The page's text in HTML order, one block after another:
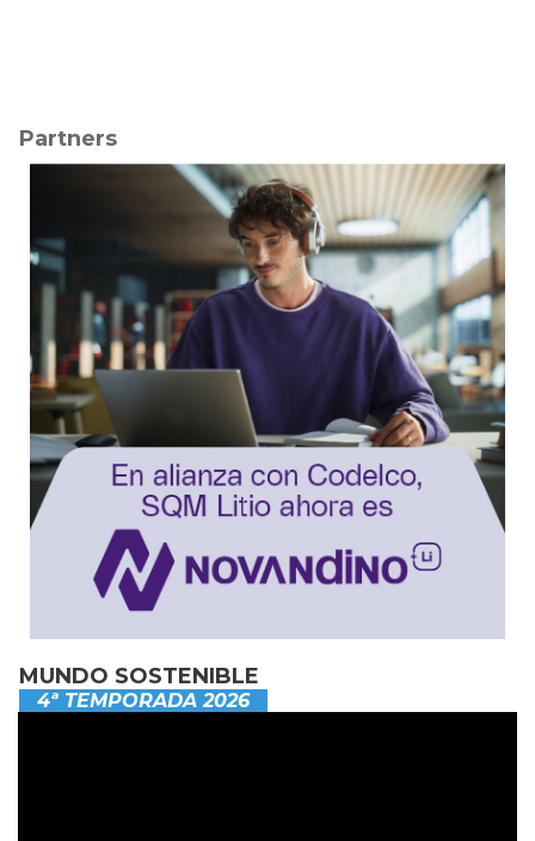
Partners
MUNDO SOSTENIBLE
4ª TEMPORADA 2026